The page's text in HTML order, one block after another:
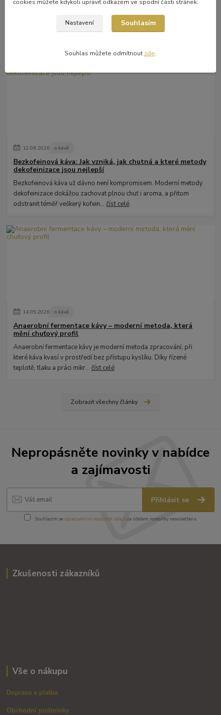
Espresso tonic
Espresso tonic je osvěžující letní kávový nápoj, který spojuje
intenzivní espresso s lehkostí a citrusovou hořkostí toniku. Ideální
12.06.2026 o kávě
Bezkofeinová káva: Jak vzniká, jak chutná a které metody
dekofeinizace jsou nejlepší
Bezkofeinová káva už dávno není kompromisem. Moderní metody
dekofeinizace dokážou zachovat plnou chuť i aroma, a přitom
odstranit téměř veškerý kofein...číst celé
14.05.2026 o kávě
Anaerobní fermentace kávy – moderní metoda, která
mění chuťový profil
Anaerobní fermentace kávy je moderní metoda zpracování, při
které káva kvasí v prostředí bez přístupu kyslíku. Díky řízené
teplotě, tlaku a práci mikr...číst celé
Zobrazit všechny články
Nepropásněte novinky v nabídce
a zajímavosti
Přihlásit se
Souhlasím se zpracováním osobních údajůza účelem rozesílky newsletteru.
Zkušenosti zákazníků
Vše o nákupu
Doprava a platba
Obchodní podmínky
cookies můžete kdykoli upravit odkazem ve spodní části stránek.
Nastavení Souhlasím
Souhlas můžete odmítnout zde.